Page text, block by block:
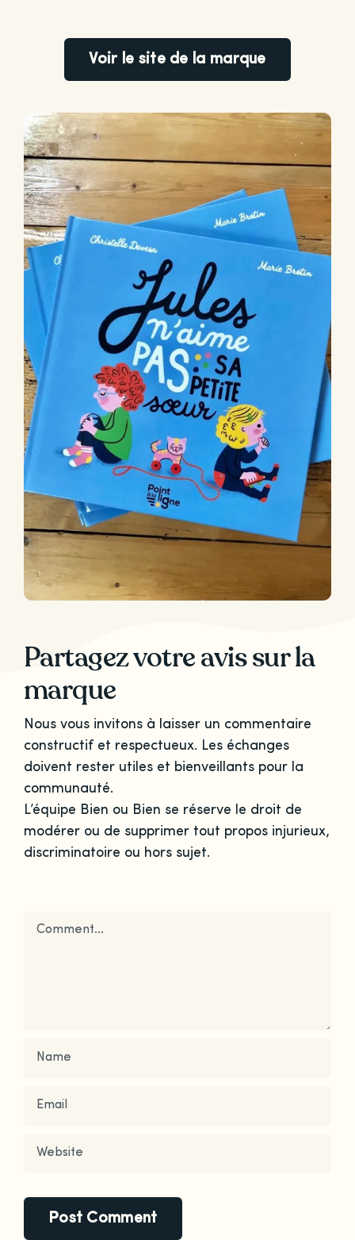
Voir le site de la marque
Partagez votre avis sur la
marque
Nous vous invitons à laisser un commentaire
constructif et respectueux. Les échanges
doivent rester utiles et bienveillants pour la
communauté.
L’équipe Bien ou Bien se réserve le droit de
modérer ou de supprimer tout propos injurieux,
discriminatoire ou hors sujet.
Comment